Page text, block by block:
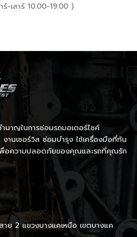
-เสาร์ 10.00-19.00 )
นาญในการซ่อมรถมอเตอร์ไซค์
านเซอร์วิส ซ่อมบำรุง ใช้เครื่องมือที่ทัน
พื่อความปลอดภัยของคุณและรถที่คุณรัก
2 แขวงบางแคเหนือ เขตบางแค